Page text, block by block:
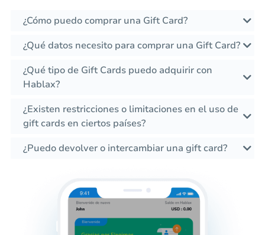
¿Cómo puedo comprar una Gift Card?
¿Qué datos necesito para comprar una Gift Card?
¿Qué tipo de Gift Cards puedo adquirir con
Hablax?
¿Existen restricciones o limitaciones en el uso de
gift cards en ciertos países?
¿Puedo devolver o intercambiar una gift card?